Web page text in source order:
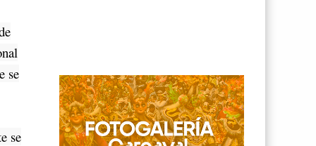
se
se